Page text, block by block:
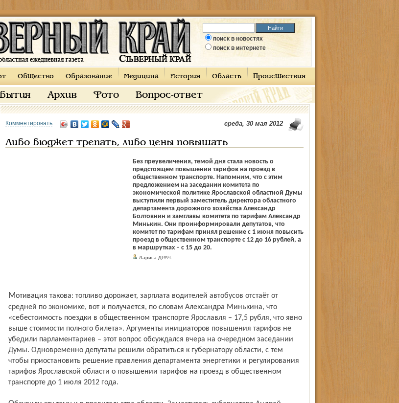
поиск в новостях
поиск в интернете
Общество Образование Медицина История Область Происшествия
Архив Фото Вопрос-ответ
Комментировать среда, 30 мая 2012
Либо бюджет трепать, либо цены повышать
Без преувеличения, темой дня стала новость о
предстоящем повышении тарифов на проезд в
общественном транспорте. Напомним, что с этим
предложением на заседании комитета по
экономической политике Ярославской областной Думы
выступили первый заместитель директора областного
департамента дорожного хозяйства Александр
Болтовнин и замглавы комитета по тарифам Александр
Минькин. Они проинформировали депутатов, что
комитет по тарифам принял решение с 1 июня повысить
проезд в общественном транспорте с 12 до 16 рублей, а
в маршрутках – с 15 до 20.
Лариса ДРАЧ.
Мотивация такова: топливо дорожает, зарплата водителей автобусов отстаёт от
средней по экономике, вот и получается, по словам Александра Минькина, что
«себестоимость поездки в общественном транспорте Ярославля – 17,5 рубля, что явно
выше стоимости полного билета». Аргументы инициаторов повышения тарифов не
убедили парламентариев – этот вопрос обсуждался вчера на очередном заседании
Думы. Одновременно депутаты решили обратиться к губернатору области, с тем
чтобы приостановить решение правления департамента энергетики и регулирования
тарифов Ярославской области о повышении тарифов на проезд в общественном
транспорте до 1 июля 2012 года.